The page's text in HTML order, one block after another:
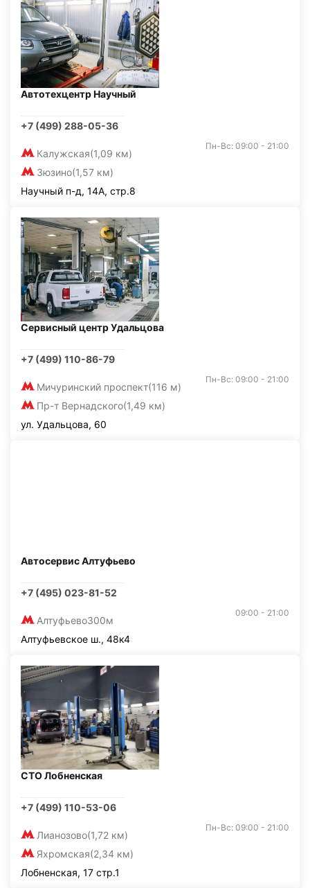
Автотехцентр Научный
+7 (499) 288-05-36
Калужская(1,09 км)
Зюзино(1,57 км)
Пн-Вс: 09:00 - 21:00
Научный п-д, 14А, стр.8
Сервисный центр Удальцова
+7 (499) 110-86-79
Мичуринский проспект(116 м)
Пр-т Вернадского(1,49 км)
Пн-Вс: 09:00 - 21:00
ул. Удальцова, 60
Автосервис Алтуфьево
+7 (495) 023-81-52
Алтуфьево300м
09:00 - 21:00
Алтуфьевское ш., 48к4
СТО Лобненская
+7 (499) 110-53-06
Лианозово(1,72 км)
Яхромская(2,34 км)
Пн-Вс: 09:00 - 21:00
Лобненская, 17 стр.1